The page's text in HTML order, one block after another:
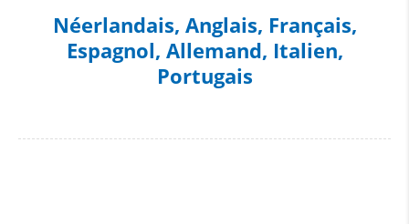
Néerlandais, Anglais, Français,
Espagnol, Allemand, Italien,
Portugais